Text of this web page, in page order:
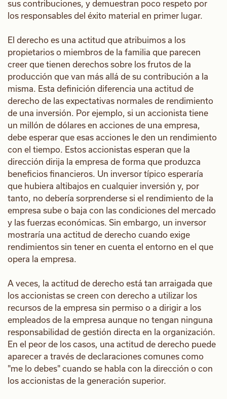
sus contribuciones, y demuestran poco respeto por
los responsables del éxito material en primer lugar.
El derecho es una actitud que atribuimos a los
propietarios o miembros de la familia que parecen
creer que tienen derechos sobre los frutos de la
producción que van más allá de su contribución a la
misma. Esta definición diferencia una actitud de
derecho de las expectativas normales de rendimiento
de una inversión. Por ejemplo, si un accionista tiene
un millón de dólares en acciones de una empresa,
debe esperar que esas acciones le den un rendimiento
con el tiempo. Estos accionistas esperan que la
dirección dirija la empresa de forma que produzca
beneficios financieros. Un inversor típico esperaría
que hubiera altibajos en cualquier inversión y, por
tanto, no debería sorprenderse si el rendimiento de la
empresa sube o baja con las condiciones del mercado
y las fuerzas económicas. Sin embargo, un inversor
mostraría una actitud de derecho cuando exige
rendimientos sin tener en cuenta el entorno en el que
opera la empresa.
A veces, la actitud de derecho está tan arraigada que
los accionistas se creen con derecho a utilizar los
recursos de la empresa sin permiso o a dirigir a los
empleados de la empresa aunque no tengan ninguna
responsabilidad de gestión directa en la organización.
En el peor de los casos, una actitud de derecho puede
aparecer a través de declaraciones comunes como
"me lo debes" cuando se habla con la dirección o con
los accionistas de la generación superior.